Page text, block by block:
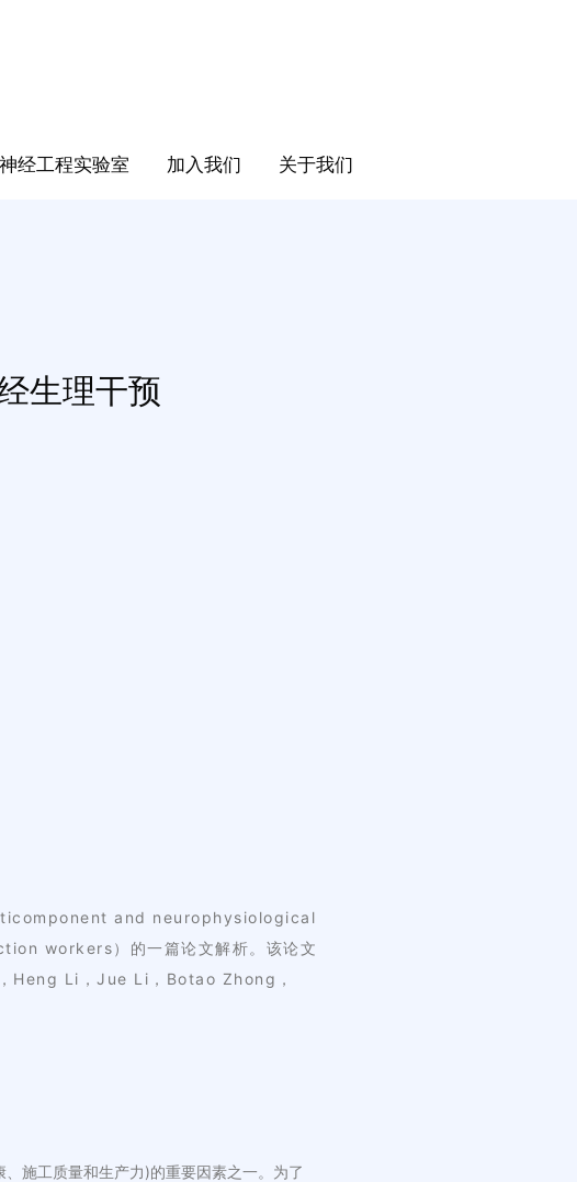
神经工程实验室 加入我们 关于我们
生理干预
and neurophysiological
workers）的一篇论文解析。该论文
Heng Li，Jue Li，Botao Zhong，
施工质量和生产力)的重要因素之一。为了